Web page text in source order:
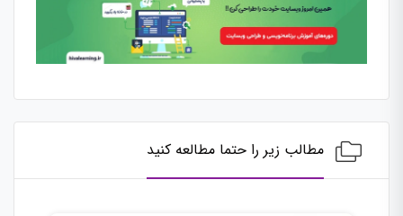
مطالب زیر را حتما مطالعه کنید